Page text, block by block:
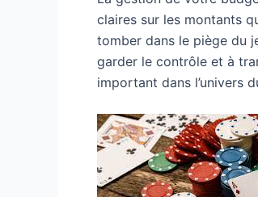
claires sur les montants
tomber dans le piège du
garder le contrôle et à
important dans l’univers